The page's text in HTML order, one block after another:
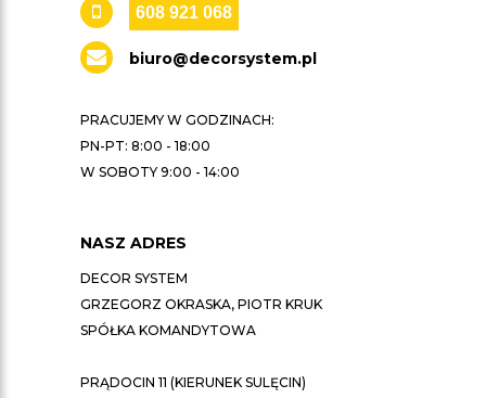
608 921 068
biuro@decorsystem.pl
PRACUJEMY W GODZINACH:
PN-PT: 8:00 - 18:00
W SOBOTY 9:00 - 14:00
NASZ ADRES
DECOR SYSTEM
GRZEGORZ OKRASKA, PIOTR KRUK
SPÓŁKA KOMANDYTOWA
PRĄDOCIN 11 (KIERUNEK SULĘCIN)